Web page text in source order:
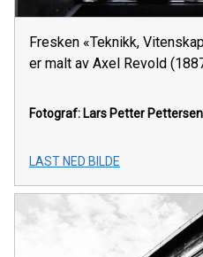
Fresken «Teknikk,
er malt av Axel Revold
Fotograf: Lars Petter Pettersen
LAST NED BILDE